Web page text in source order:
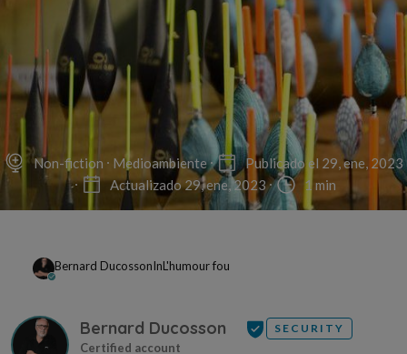
Non-fiction Medioambiente
Publicado el 29, ene, 2023
Actualizado 29, ene, 2023
1 min
Bernard DucossonInL'humour fou
Bernard Ducosson SECURITY